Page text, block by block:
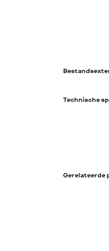
Technische
Gerelateerde